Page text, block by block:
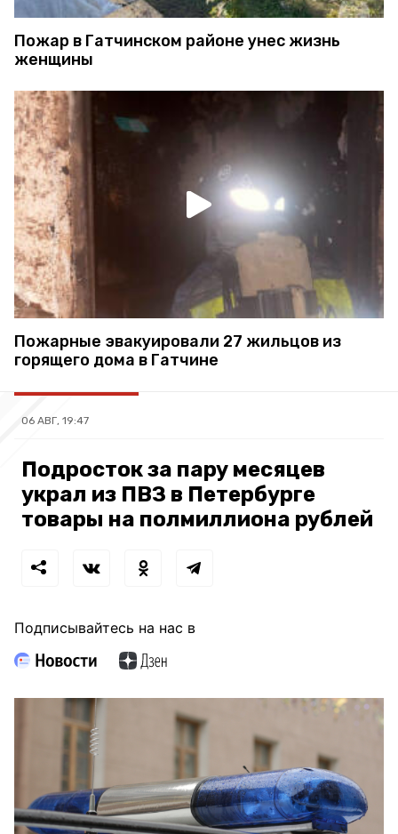
Пожар в Гатчинском районе унес жизнь
женщины
Пожарные эвакуировали 27 жильцов из
горящего дома в Гатчине
06 АВГ, 19:47
Подросток за пару месяцев
украл из ПВЗ в Петербурге
товары на полмиллиона рублей
Подписывайтесь на нас в